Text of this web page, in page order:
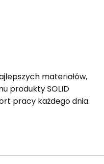
materiałów,
produkty SOLID
pracy każdego dnia.